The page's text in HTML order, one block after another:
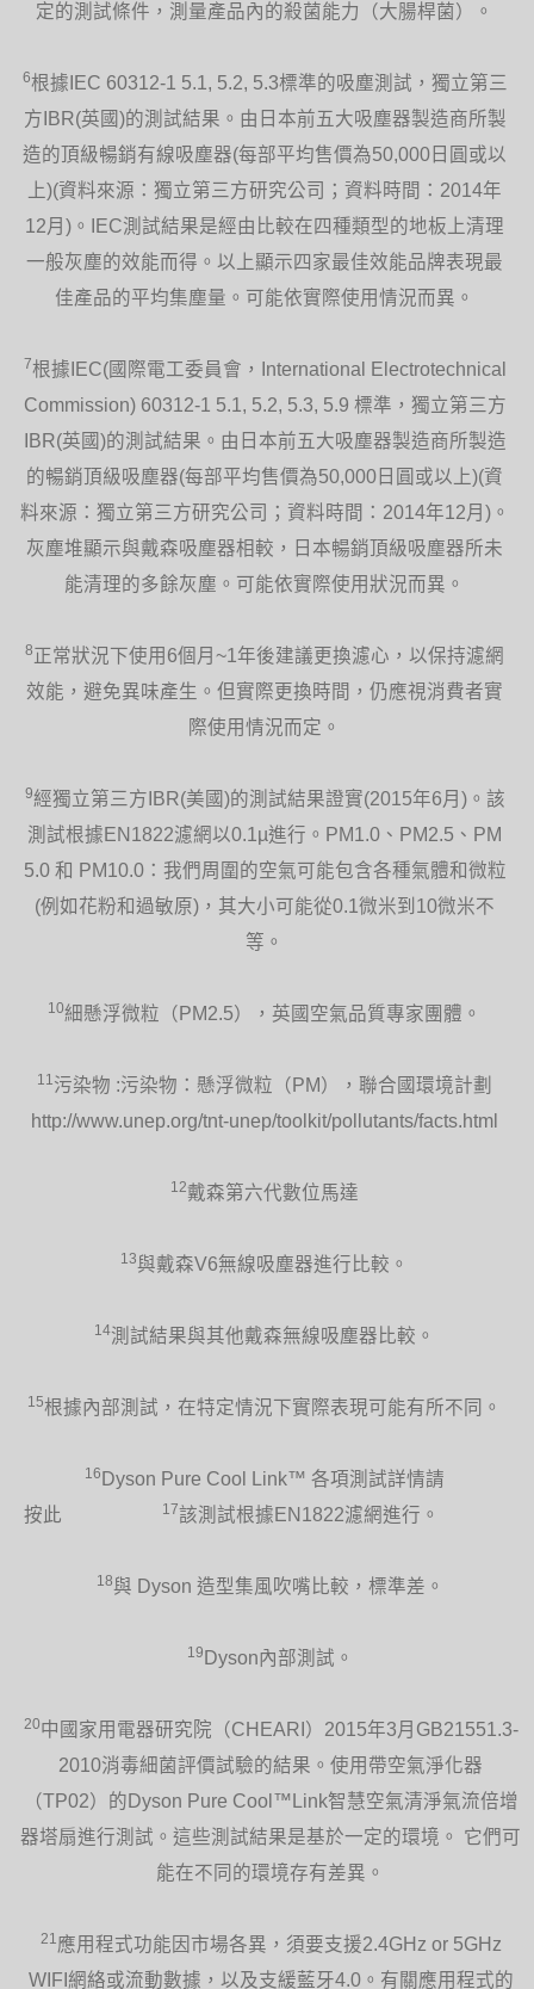
定的測試條件，測量產品內的殺菌能力（大腸桿菌）。
6根據IEC 60312-1 5.1, 5.2, 5.3標準的吸塵測試，獨立第三
方IBR(英國)的測試結果。由日本前五大吸塵器製造商所製
造的頂級暢銷有線吸塵器(每部平均售價為50,000日圓或以
上)(資料來源：獨立第三方研究公司；資料時間：2014年
12月)。IEC測試結果是經由比較在四種類型的地板上清理
一般灰塵的效能而得。以上顯示四家最佳效能品牌表現最
佳產品的平均集塵量。可能依實際使用情況而異。
7根據IEC(國際電工委員會，International Electrotechnical
Commission) 60312-1 5.1, 5.2, 5.3, 5.9 標準，獨立第三方
IBR(英國)的測試結果。由日本前五大吸塵器製造商所製造
的暢銷頂級吸塵器(每部平均售價為50,000日圓或以上)(資
料來源：獨立第三方研究公司；資料時間：2014年12月)。
灰塵堆顯示與戴森吸塵器相較，日本暢銷頂級吸塵器所未
能清理的多餘灰塵。可能依實際使用狀況而異。
8正常狀況下使用6個月~1年後建議更換濾心，以保持濾網
效能，避免異味產生。但實際更換時間，仍應視消費者實
際使用情況而定。
9經獨立第三方IBR(美國)的測試結果證實(2015年6月)。該
測試根據EN1822濾網以0.1µ進行。PM1.0、PM2.5、PM
5.0 和 PM10.0：我們周圍的空氣可能包含各種氣體和微粒
(例如花粉和過敏原)，其大小可能從0.1微米到10微米不
等。
10細懸浮微粒（PM2.5），英國空氣品質專家團體。
11 污染物 :污染物：懸浮微粒（PM），聯合國環境計劃
http://www.unep.org/tnt-unep/toolkit/pollutants/facts.html
12戴森第六代數位馬達
13與戴森V6無線吸塵器進行比較。
14測試結果與其他戴森無線吸塵器比較。
15根據內部測試，在特定情況下實際表現可能有所不同。
16 Dyson Pure Cool Link™ 各項測試詳情請
按此
17該測試根據EN1822濾網進行。
18與 Dyson 造型集風吹嘴比較，標準差。
19 Dyson內部測試。
20中國家用電器研究院（CHEARI）2015年3月GB21551.3-
2010消毒細菌評價試驗的結果。使用帶空氣淨化器
（TP02）的Dyson Pure Cool™Link智慧空氣清淨氣流倍增
器塔扇進行測試。這些測試結果是基於一定的環境。 它們可
能在不同的環境存有差異。
21 應用程式功能因市場各異，須要支援2.4GHz or 5GHz
WIFI網絡或流動數據，以及支緩藍牙4.0。有關應用程式的